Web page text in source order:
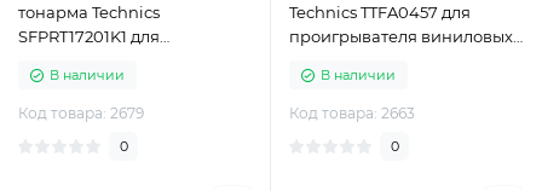
тонарма Technics
SFPRT17201K1 для
пластинок
В наличии
Код товара: 2679
0
Technics TTFA0457 для
проигрывателя виниловых
В наличии
Код товара: 2663
0